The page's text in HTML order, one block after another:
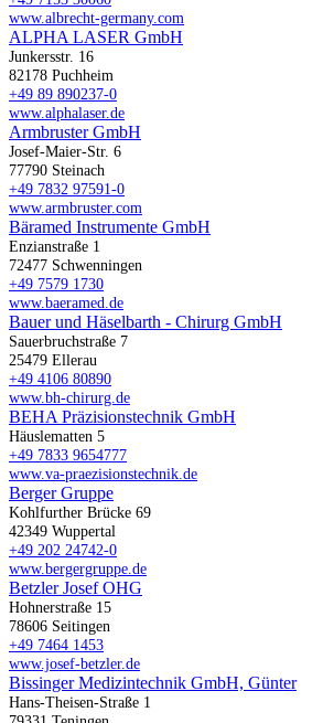
www.albrecht-germany.com
ALPHA LASER GmbH
Junkersstr. 16
82178 Puchheim
+49 89 890237-0
www.alphalaser.de
Armbruster GmbH
Josef-Maier-Str. 6
77790 Steinach
+49 7832 97591-0
www.armbruster.com
Bäramed Instrumente GmbH
Enzianstraße 1
72477 Schwenningen
+49 7579 1730
www.baeramed.de
Bauer und Häselbarth - Chirurg GmbH
Sauerbruchstraße 7
25479 Ellerau
+49 4106 80890
www.bh-chirurg.de
BEHA Präzisionstechnik GmbH
Häuslematten 5
+49 7833 9654777
www.va-praezisionstechnik.de
Berger Gruppe
Kohlfurther Brücke 69
42349 Wuppertal
+49 202 24742-0
www.bergergruppe.de
Betzler Josef OHG
Hohnerstraße 15
78606 Seitingen
+49 7464 1453
www.josef-betzler.de
Bissinger Medizintechnik GmbH, Günter
Hans-Theisen-Straße 1